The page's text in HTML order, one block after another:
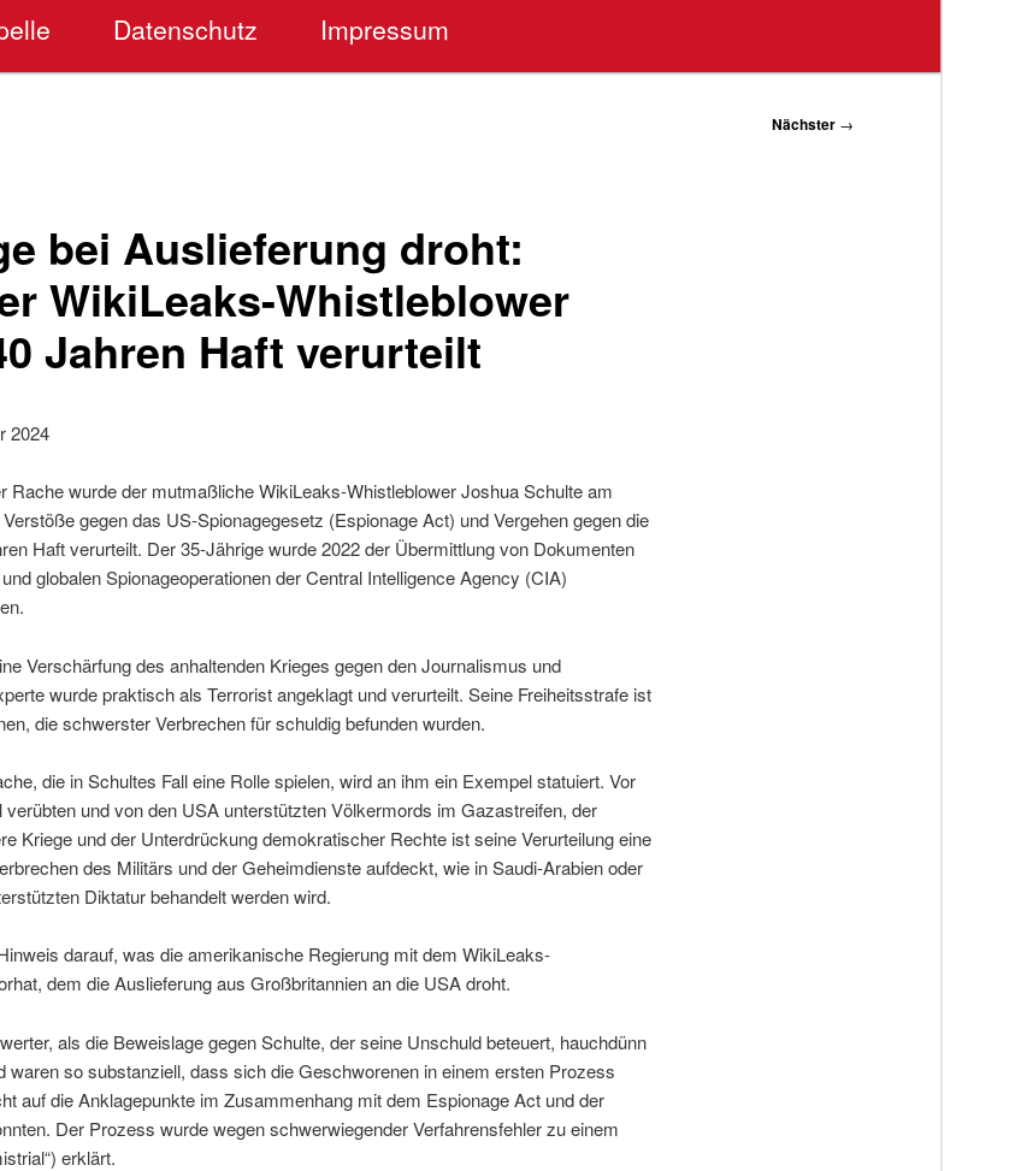
Datenschutz Impressum
Nächster →
bei Auslieferung droht:
WikiLeaks-Whistleblower
Jahren Haft verurteilt
2024
Rache wurde der mutmaßliche WikiLeaks-Whistleblower Joshua Schulte am
gegen das US-Spionagegesetz (Espionage Act) und Vergehen gegen die
Haft verurteilt. Der 35-Jährige wurde 2022 der Übermittlung von Dokumenten
globalen Spionageoperationen der Central Intelligence Agency (CIA)
Verschärfung des anhaltenden Krieges gegen den Journalismus und
wurde praktisch als Terrorist angeklagt und verurteilt. Seine Freiheitsstrafe ist
die schwerster Verbrechen für schuldig befunden wurden.
die in Schultes Fall eine Rolle spielen, wird an ihm ein Exempel statuiert. Vor
und von den USA unterstützten Völkermords im Gazastreifen, der
Kriege und der Unterdrückung demokratischer Rechte ist seine Verurteilung eine
des Militärs und der Geheimdienste aufdeckt, wie in Saudi-Arabien oder
Diktatur behandelt werden wird.
darauf, was die amerikanische Regierung mit dem WikiLeaks-
dem die Auslieferung aus Großbritannien an die USA droht.
als die Beweislage gegen Schulte, der seine Unschuld beteuert, hauchdünn
waren so substanziell, dass sich die Geschworenen in einem ersten Prozess
auf die Anklagepunkte im Zusammenhang mit dem Espionage Act und der
Der Prozess wurde wegen schwerwiegender Verfahrensfehler zu einem
erklärt.